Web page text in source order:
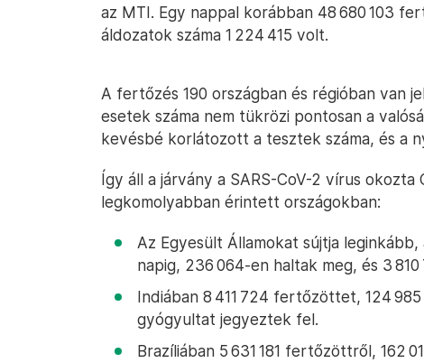
az MTI. Egy nappal korábban 48 680 103
áldozatok száma 1 224 415 volt.
A fertőzés 190 országban és régióban van
esetek száma nem tükrözi pontosan a
kevésbé korlátozott a tesztek száma, és a
Így áll a járvány a SARS-CoV-2 vírus
legkomolyabban érintett országokban:
Az Egyesült Államokat sújtja
napig, 236 064-en haltak meg, és 3
Indiában 8 411 724 fertőzöttet, 124
gyógyultat jegyeztek fel.
Brazíliában 5 631 181 fertőzöttről, 162